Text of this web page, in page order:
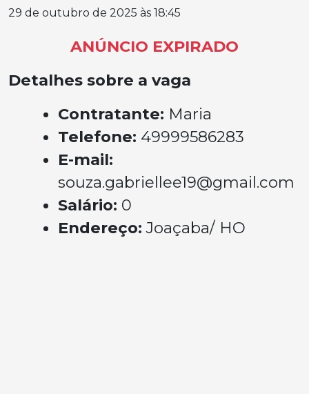
29 de outubro de 2025 às 18:45
ANÚNCIO EXPIRADO
Detalhes sobre a vaga
Contratante: Maria
Telefone: 49999586283
E-mail:
souza.gabriellee19@gmail.com
Salário: 0
Endereço: Joaçaba/ HO